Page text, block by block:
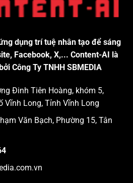
dụng trí tuệ nhân tạo để sáng
Facebook, X,... Content-AI là
Công Ty TNHH SBMEDIA
Đinh Tiên Hoàng, khóm 5,
Vĩnh Long, Tỉnh Vĩnh Long
Văn Bạch, Phường 15, Tân